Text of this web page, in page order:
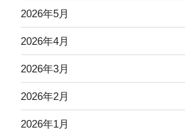
2026年5月
2026年4月
2026年3月
2026年2月
2026年1月